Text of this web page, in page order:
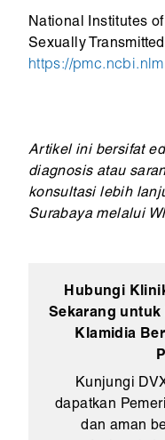
National Institutes
Sexually
https://
Artikel ini bersifat
diagnosis atau
konsultasi lebih
Surabaya melalui
Hubungi
Sekarang untuk
Klamidia
Kunjungi
dapatkan
dan aman